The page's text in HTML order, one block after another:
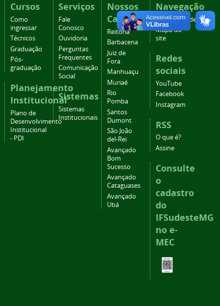
Cursos
Como
ingressar
Técnicos
Graduação
Pós-
graduação
Planejamento
Institucional
Plano de
Desenvolvimento
Institucional
- PDI
Serviços
Fale
Conosco
Ouvidoria
Perguntas
Frequentes
Comunicação
Social
Sistemas
Sistemas
Institucionais
Nossos
Campi
Reitoria
Barbacena
Juiz de
Fora
Manhuaçu
Muriaé
Rio
Pomba
Santos
Dumont
São João
del-Rei
Avançado
Bom
Sucesso
Avançado
Cataguases
Avançado
Ubá
Navegação
Acessibilidade
Mapa do
site
Redes
sociais
YouTube
Facebook
Instagram
RSS
O que é?
Assine
Consulte
o
cadastro
do
IFSudesteMG
no e-
MEC